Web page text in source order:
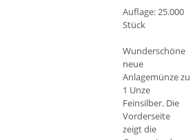
Auflage: 25.000
Stück
Wunderschöne
neue
Anlagemünze zu
1 Unze
Feinsilber. Die
Vorderseite
zeigt die